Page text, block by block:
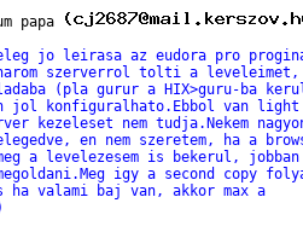
papa
jo leirasa az eudora pro
szerverrol tolti a leveleimet,
(pla gurur a HIX>guru-ba
jol konfiguralhato.Ebbol van
kezeleset nem tudja.Nekem
en nem szeretem, ha a
a levelezesem is bekerul, jobban
igy a second copy
ha valami baj van, akkor max a